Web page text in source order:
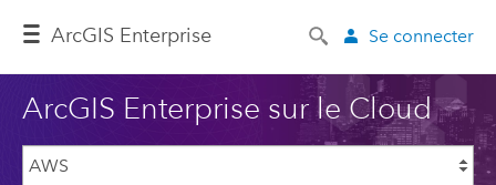
ArcGIS Enterprise Se connecter
ArcGIS Enterprise sur le Cloud